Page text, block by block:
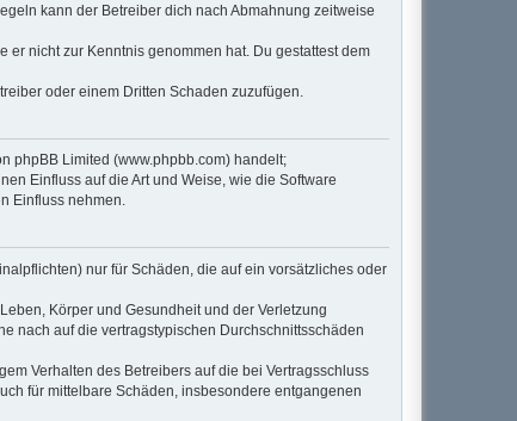
kann der Betreiber dich nach Abmahnung zeitweise
er nicht zur Kenntnis genommen hat. Du gestattest dem
oder einem Dritten Schaden zuzufügen.
phpBB Limited (www.phpbb.com) handelt;
Einfluss auf die Art und Weise, wie die Software
Einfluss nehmen.
nur für Schäden, die auf ein vorsätzliches oder
Körper und Gesundheit und der Verletzung
nach auf die vertragstypischen Durchschnittsschäden
Verhalten des Betreibers auf die bei Vertragsschluss
für mittelbare Schäden, insbesondere entgangenen